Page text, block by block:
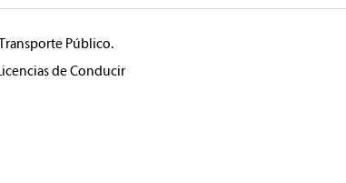
Público.
de Conducir